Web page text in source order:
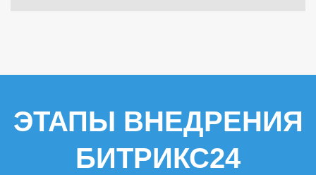
ЭТАПЫ ВНЕДРЕНИЯ
БИТРИКС24